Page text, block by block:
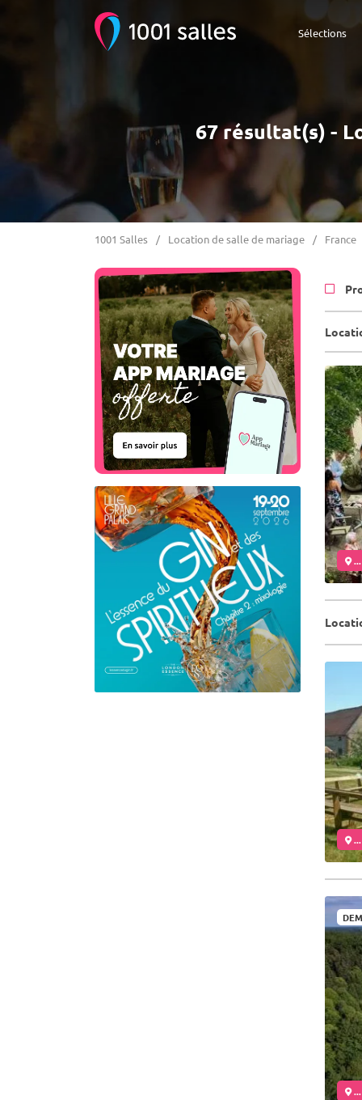
Sélections
67 résultat(s) -
1001 Salles Location de salle de mariage France
...
...
...